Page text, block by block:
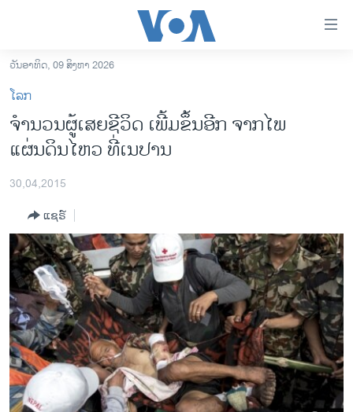
ເຂົ້າ
ຫາ
ຂ້າມ
ຂ້າມ
ຫາ
ລາວ
ອາເມຣິກາ
ຂ່າວ​ຈີນ
ໂລກ
ເອເຊຍ
ອິດສະຫຼະພາບດ້ານການຂ່າວ
ຊີວິດຊາວລາວ
ຊຸມຊົນຊາວລາວ
ວິທະຍາສາດ-ເທັກໂນໂລຈີ
ທຸລະກິດ
ວັນອາທິດ, 09 ສິງຫາ 2026
ໂລກ
ຈຳນວນຜູ້ເສຍຊີວິດ ເພີ້ມຂຶ້ນອີກ ຈາກໄພ
ແຜ່ນດິນໄຫວ ທີ່ເນປານ
30,04,2015
ແຊຣ໌